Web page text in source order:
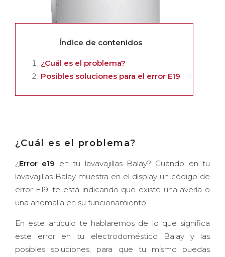
Índice de contenidos
¿Cuál es el problema?
Posibles soluciones para el error E19
¿Cuál es el problema?
¿ Error e19 en tu lavavajillas Balay? Cuando en tu
lavavajillas Balay muestra en el display un código de
error E19, te está indicando que existe una avería o
una anomalía en su funcionamiento.
En este artículo te hablaremos de lo que significa
este error en tu electrodoméstico Balay y las
posibles soluciones, para que tu mismo puedas